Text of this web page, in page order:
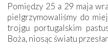
Pomiędzy 25 a 29 maja
pielgrzymowaliśmy do
trojgu portugalskim
Boża, niosąc światu